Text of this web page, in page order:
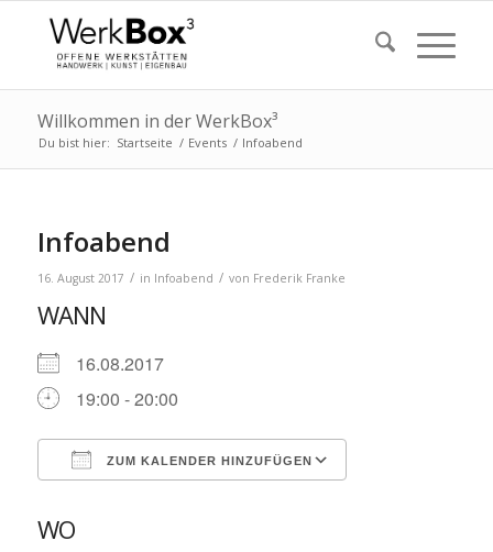
Willkommen in der WerkBox³
Du bist hier: Startseite / Events / Infoabend
Infoabend
16. August 2017 / in Infoabend / von Frederik Franke
WANN
16.08.2017
19:00 - 20:00
ZUM KALENDER HINZUFÜGEN
WO